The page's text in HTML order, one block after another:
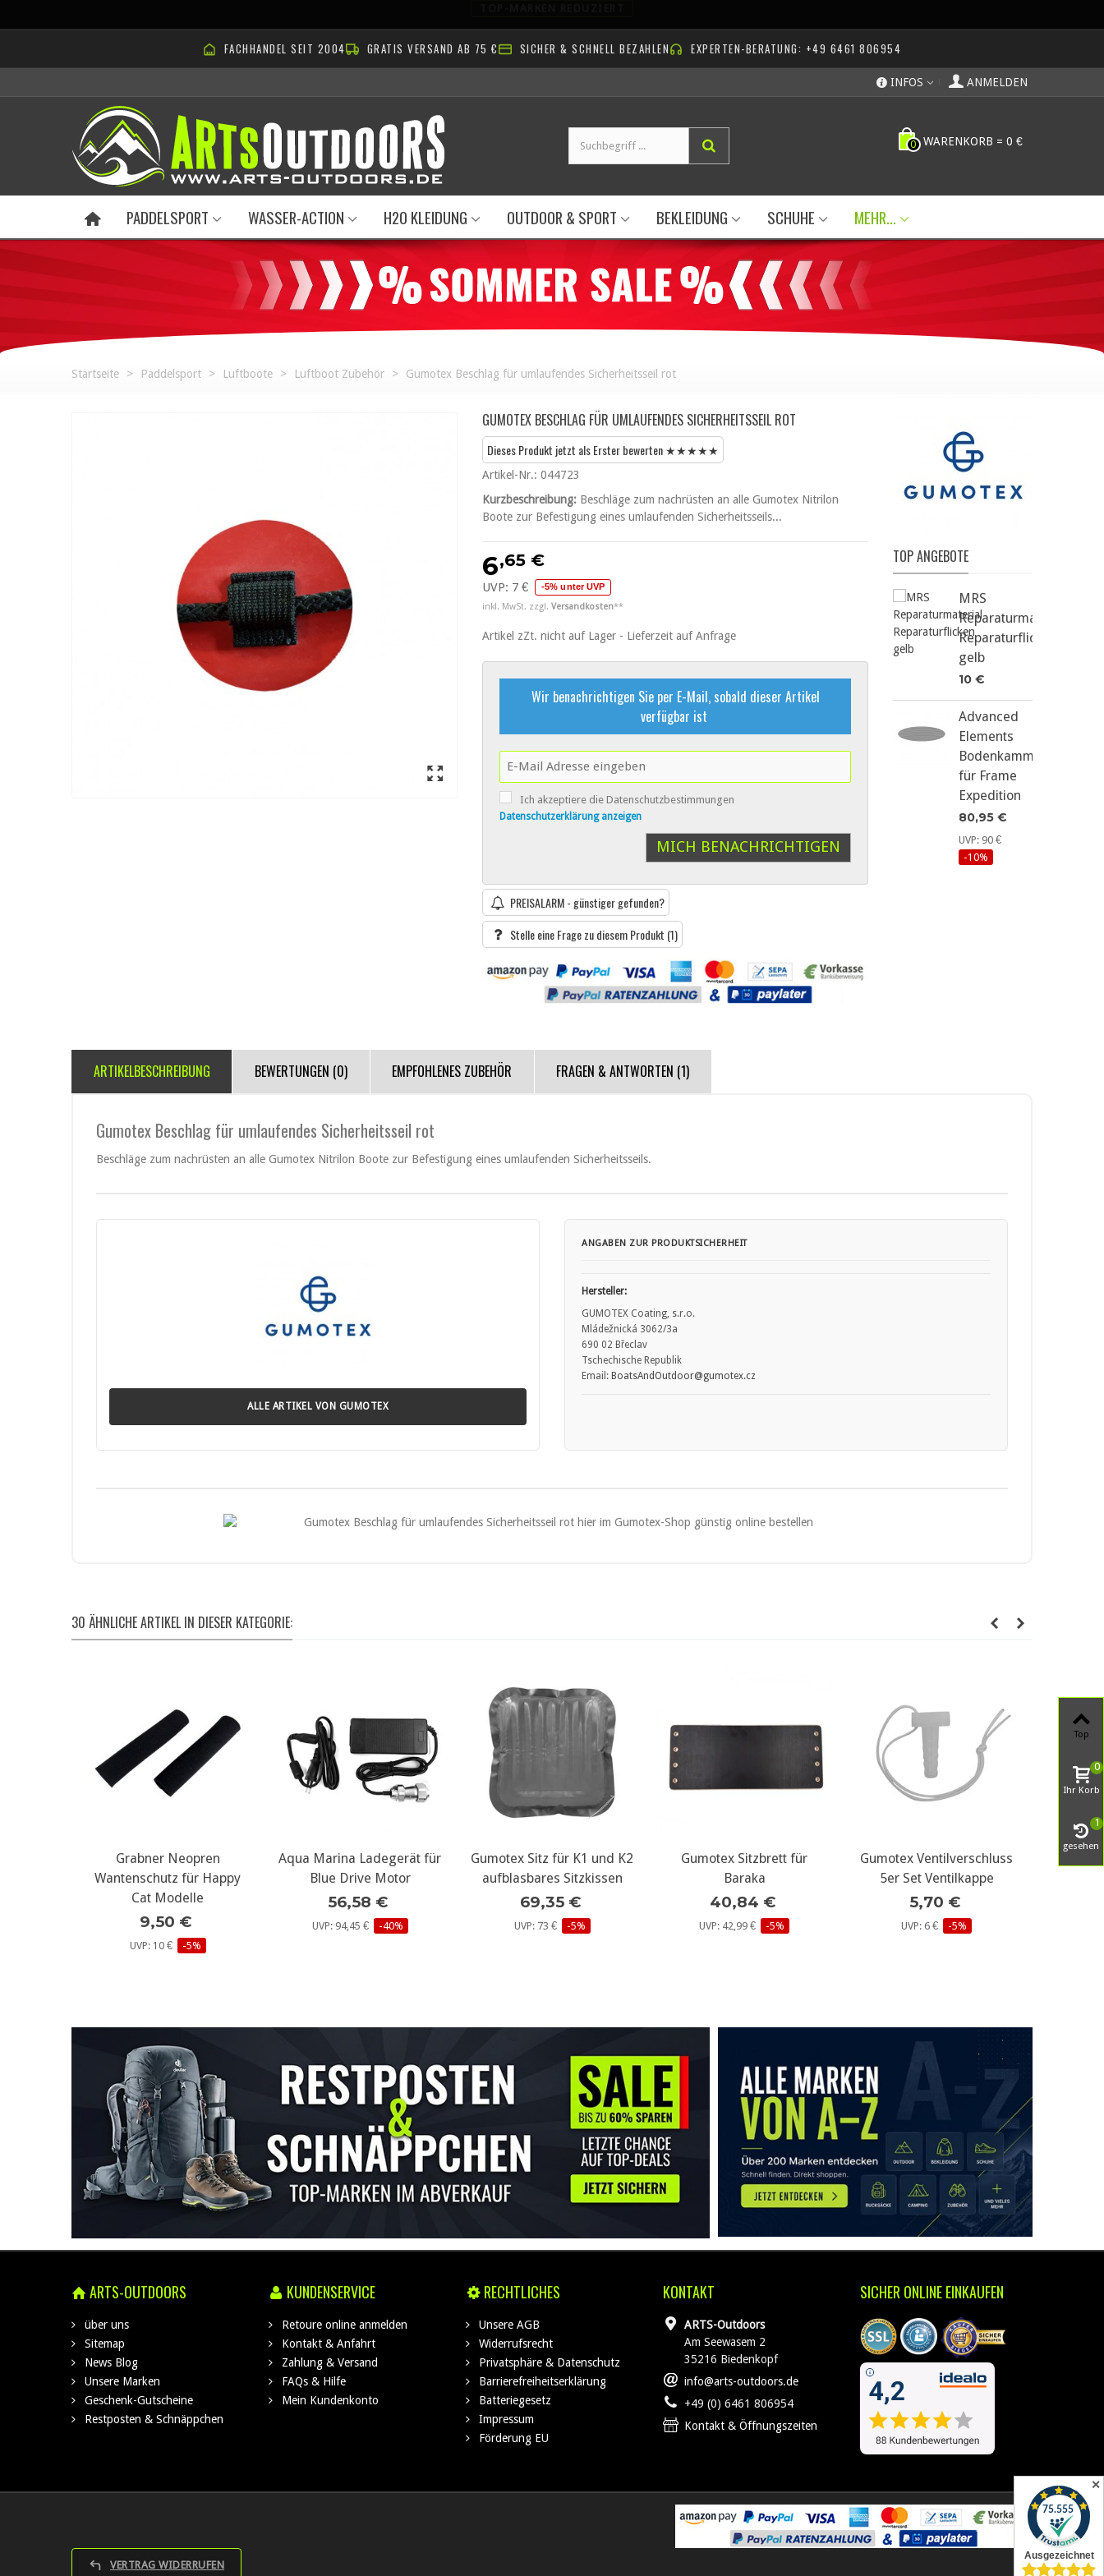
FACHHANDEL SEIT 2004 GRATIS VERSAND AB 75 € SICHER & SCHNELL BEZAHLEN EXPERTEN-BERATUNG: +49 6461 806954
ANMELDEN
INFOS
0 WARENKORB = 0 €
PADDELSPORT WASSER-ACTION H2O KLEIDUNG OUTDOOR & SPORT BEKLEIDUNG SCHUHE MEHR...
Startseite > Paddelsport > Luftboote > Luftboot Zubehör > Gumotex Beschlag für umlaufendes Sicherheitsseil rot
GUMOTEX BESCHLAG FÜR UMLAUFENDES SICHERHEITSSEIL ROT
Dieses Produkt jetzt als Erster bewerten ★★★★★
Artikel-Nr.: 044723
Kurzbeschreibung: Beschläge zum nachrüsten an alle Gumotex Nitrilon
Boote zur Befestigung eines umlaufenden Sicherheitsseils...
6,65 €
UVP: 7 € -5% unter UVP
inkl. MwSt. zzgl. Versandkosten**
Artikel zZt. nicht auf Lager - Lieferzeit auf Anfrage
Wir benachrichtigen Sie per E-Mail, sobald dieser Artikel
verfügbar ist
Ich akzeptiere die Datenschutzbestimmungen
Datenschutzerklärung anzeigen
MICH BENACHRICHTIGEN
PREISALARM - günstiger gefunden?
Stelle eine Frage zu diesem Produkt (1)
TOP ANGEBOTE
MRS
Reparaturmaterial
Reparaturflicken
gelb
10 €
Advanced
Elements
Bodenkammer
für Frame
Expedition
80,95 €
UVP: 90 €
-10%
ARTIKELBESCHREIBUNG BEWERTUNGEN (0) EMPFOHLENES ZUBEHÖR FRAGEN & ANTWORTEN (1)
Gumotex Beschlag für umlaufendes Sicherheitsseil rot
Beschläge zum nachrüsten an alle Gumotex Nitrilon Boote zur Befestigung eines umlaufenden Sicherheitsseils.
ALLE ARTIKEL VON GUMOTEX
ANGABEN ZUR PRODUKTSICHERHEIT
Hersteller:
GUMOTEX Coating, s.r.o.
Mládežnická 3062/3a
690 02 Břeclav
Tschechische Republik
Email: BoatsAndOutdoor@gumotex.cz
30 ÄHNLICHE ARTIKEL IN DIESER KATEGORIE:
weitere Infos...
Grabner Neopren
Wantenschutz für Happy
Cat Modelle
9,50 €
UVP: 10 € -5%
weitere Infos...
Aqua Marina Ladegerät für
Blue Drive Motor
56,58 €
UVP: 94,45 € -40%
weitere Infos...
Gumotex Sitz für K1 und K2
aufblasbares Sitzkissen
69,35 €
UVP: 73 € -5%
weitere Infos...
Gumotex Sitzbrett für
Baraka
40,84 €
UVP: 42,99 € -5%
weitere Infos...
Gumotex Ventilverschluss
5er Set Ventilkappe
5,70 €
UVP: 6 € -5%
ARTS-OUTDOORS
über uns
Sitemap
News Blog
Unsere Marken
Geschenk-Gutscheine
Restposten & Schnäppchen
KUNDENSERVICE
Retoure online anmelden
Kontakt & Anfahrt
Zahlung & Versand
FAQs & Hilfe
Mein Kundenkonto
RECHTLICHES
Unsere AGB
Widerrufsrecht
Privatsphäre & Datenschutz
Barrierefreiheitserklärung
Batteriegesetz
Impressum
Förderung EU
KONTAKT
ARTS-Outdoors
Am Seewasem 2
35216 Biedenkopf
info@arts-outdoors.de
+49 (0) 6461 806954
Kontakt & Öffnungszeiten
SICHER ONLINE EINKAUFEN
VERTRAG WIDERRUFEN
Top
Ihr Korb
0
gesehen
1
✕